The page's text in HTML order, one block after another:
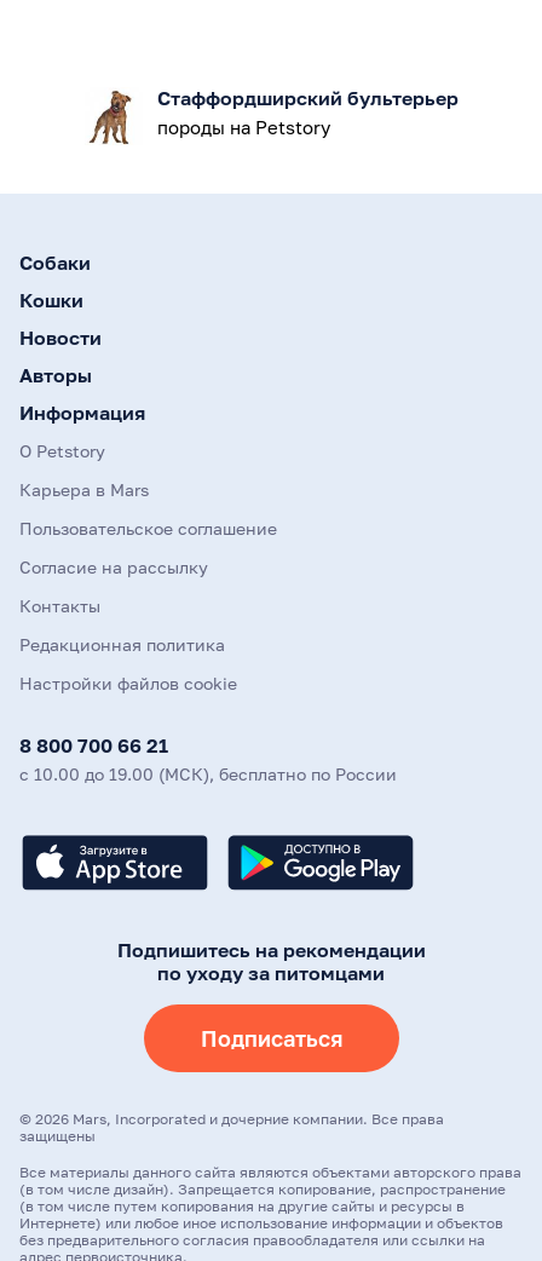
Стаффордширский бультерьер
породы на Petstory
Собаки
Кошки
Новости
Авторы
Информация
О Petstory
Карьера в Mars
Пользовательское соглашение
Согласие на рассылку
Контакты
Редакционная политика
Настройки файлов cookie
8 800 700 66 21
с 10.00 до 19.00 (МСК), бесплатно по России
Подпишитесь на рекомендации
по уходу за питомцами
Подписаться
© 2026 Mars, Incorporated и дочерние компании. Все права
защищены
Все материалы данного сайта являются объектами авторского права
(в том числе дизайн). Запрещается копирование, распространение
(в том числе путем копирования на другие сайты и ресурсы в
Интернете) или любое иное использование информации и объектов
без предварительного согласия правообладателя или ссылки на
адрес первоисточника.